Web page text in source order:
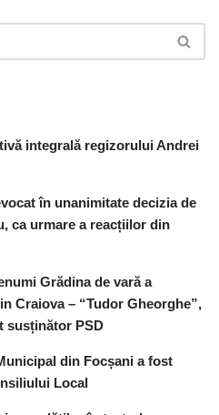
integrală regizorului Andrei
în unanimitate decizia de
ca urmare a reacțiilor din
Grădina de vară a
Craiova – “Tudor Gheorghe”,
susținător PSD
din Focșani a fost
Local